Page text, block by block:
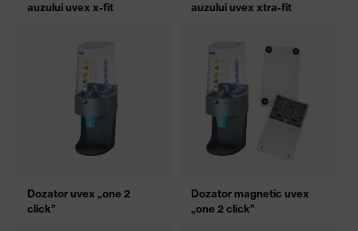
auzului uvex x-fit
auzului uvex xtra-fit
Dozator uvex „one 2
click”
Dozator magnetic uvex
„one 2 click”